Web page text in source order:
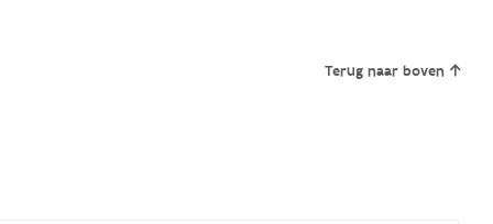
Terug naar boven